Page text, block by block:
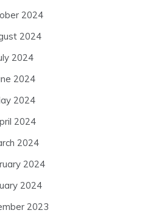
2024
2024
2024
2024
2024
2024
2024
2024
2024
2023